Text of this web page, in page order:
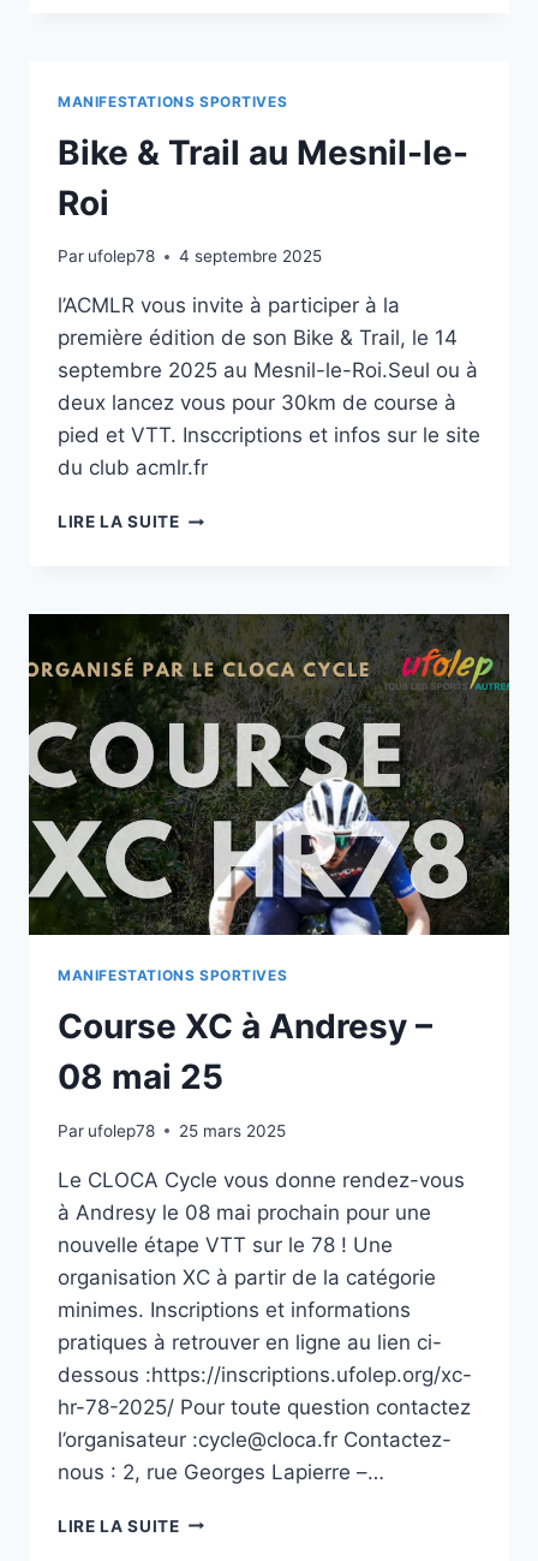
MANIFESTATIONS SPORTIVES
Bike & Trail au Mesnil-le-
Roi
Par ufolep78 4 septembre 2025
l’ACMLR vous invite à participer à la
première édition de son Bike & Trail, le 14
septembre 2025 au Mesnil-le-Roi.Seul ou à
deux lancez vous pour 30km de course à
pied et VTT. Insccriptions et infos sur le site
du club acmlr.fr
LIRE LA SUITE
MANIFESTATIONS SPORTIVES
Course XC à Andresy –
08 mai 25
Par ufolep78 25 mars 2025
Le CLOCA Cycle vous donne rendez-vous
à Andresy le 08 mai prochain pour une
nouvelle étape VTT sur le 78 ! Une
organisation XC à partir de la catégorie
minimes. Inscriptions et informations
pratiques à retrouver en ligne au lien ci-
dessous :https://inscriptions.ufolep.org/xc-
hr-78-2025/ Pour toute question contactez
l’organisateur :cycle@cloca.fr Contactez-
nous : 2, rue Georges Lapierre –…
LIRE LA SUITE